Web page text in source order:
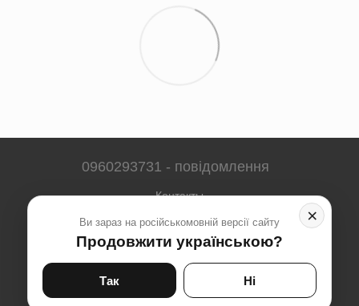
0960293731 - повідомлення
Контакты
Полная версия сайта
Карта сайта
×
Ви зараз на російськомовній версії сайту
Продовжити українською?
Так Ні